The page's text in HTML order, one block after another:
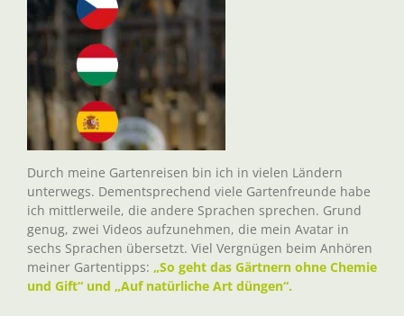
Durch meine Gartenreisen bin ich in vielen Ländern
unterwegs. Dementsprechend viele Gartenfreunde habe
ich mittlerweile, die andere Sprachen sprechen. Grund
genug, zwei Videos aufzunehmen, die mein Avatar in
sechs Sprachen übersetzt. Viel Vergnügen beim Anhören
meiner Gartentipps: „So geht das Gärtnern ohne Chemie
und Gift“ und „Auf natürliche Art düngen“.